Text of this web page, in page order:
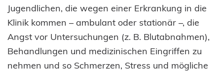
Jugendlichen, die wegen einer Erkrankung in die
Klinik kommen – ambulant oder stationär –, die
Angst vor Untersuchungen (z. B. Blutabnahmen),
Behandlungen und medizinischen Eingriffen zu
nehmen und so Schmerzen, Stress und mögliche